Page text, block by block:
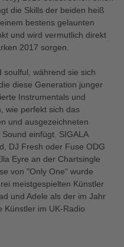
die Skills der beiden heiß
bestens gelaunten
und wird vermutlich direkt
2017 sorgen.
soulful, während sie sich
diese Generation junger
Instrumentals und
wie perfekt sich das
und ausgezeichneten
einfügt. SIGALA
DJ Fresh oder Fuse ODG
Eyre an der Chartsingle
von "Only One“ wurde
meistgespielten Künstler
und Adele als der im Jahr
Künstler im UK-Radio